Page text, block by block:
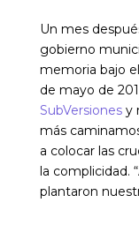
Un mes
gobierno
memoria bajo
de mayo de
SubVersiones y
más
a colocar las
la complicidad.
plantaron